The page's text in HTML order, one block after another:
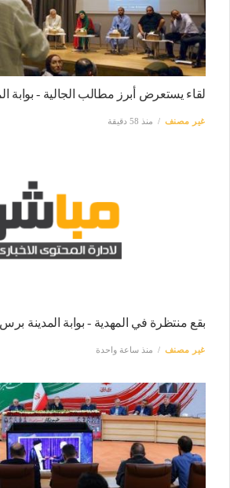
لقاء يستعرض أبرز مطالب الجالية - بوابة
غير مصنف منذ 58 دقيقة
بقع منتظرة في المهدية - بوابة المدينة برس
غير مصنف منذ ساعة واحدة